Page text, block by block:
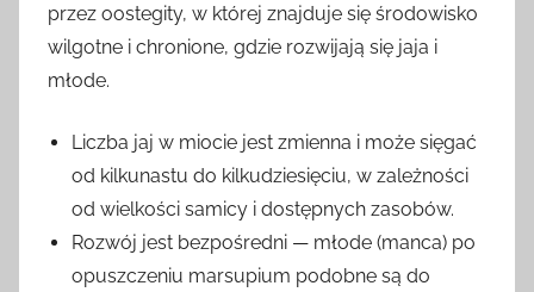
przez oostegity, w której znajduje się środowisko
wilgotne i chronione, gdzie rozwijają się jaja i
młode.
Liczba jaj w miocie jest zmienna i może sięgać
od kilkunastu do kilkudziesięciu, w zależności
od wielkości samicy i dostępnych zasobów.
Rozwój jest bezpośredni — młode (manca) po
opuszczeniu marsupium podobne są do